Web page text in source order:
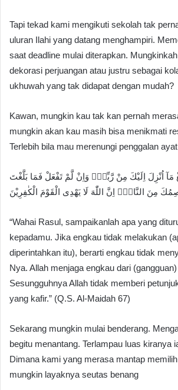
Tapi tekad kami mengikuti sekolah tak
uluran Ilahi yang datang menghampiri.
saat deadline mulai diterapkan.
dekorasi perjuangan atau justru sebagai
ukhuwah yang tak didapat dengan mudah?
Kawan, mungkin kau tak kan pernah
mungkin akan kau masih bisa menikmati
Terlebih bila mau merenungi penggalan
مَآ اُنْزِلَ اِلَيْكَ مِنْ رَّبِّكَۗ وَاِنْ لَّمْ تَفْعَلْ فَمَا بَلَّغْتَ
مِنَ النَّاسِۗ اِنَّ اللّٰهَ لَا يَهْدِى الْقَوْمَ الْكٰفِرِيْنَ
“Wahai Rasul, sampaikanlah apa yang
kepadamu. Jika engkau tidak melakukan
diperintahkan itu), berarti engkau tidak
Nya. Allah menjaga engkau dari
Sesungguhnya Allah tidak memberi
yang kafir.” (Q.S. Al-Maidah 67)
Sekarang mungkin mulai benderang.
begitu menantang. Terlampau luas kiranya
Dimana kami yang merasa mantap
mungkin layaknya seutas benang